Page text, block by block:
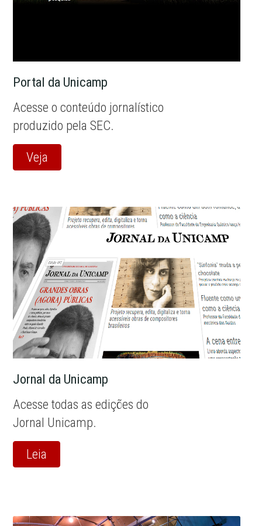
Portal da Unicamp
Acesse o conteúdo jornalístico
produzido pela SEC.
Veja
Jornal da Unicamp
Acesse todas as edições do
Jornal Unicamp.
Leia